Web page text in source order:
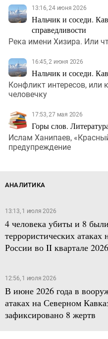
13:16, 24 июня 2026
Нальчик и соседи.
справедливости
Река имени Хизира. Или
16:45, 2 июня 2026
Нальчик и соседи.
Конфликт интересов, или
человечку
17:53, 27 мая 2026
Горы слов.
Ислам Ханипаев,
предупреждение
АНАЛИТИКА
13:13, 1 июля 2026
4 человека убиты и 8
террористических
России во II квартале
12:56, 1 июля 2026
В июне 2026 года в
атаках на Северном
зафиксировано 8 жертв